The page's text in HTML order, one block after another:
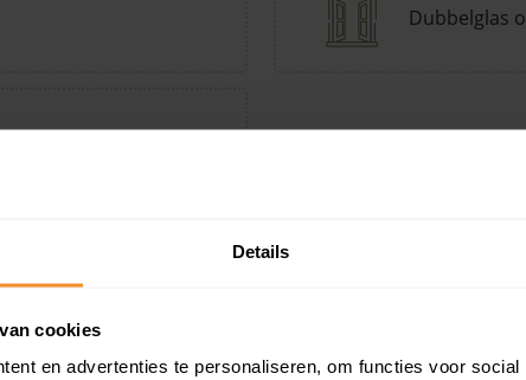
Details
cookies
en advertenties te personaliseren, om functies voor social
Dubbelglas
de buurt